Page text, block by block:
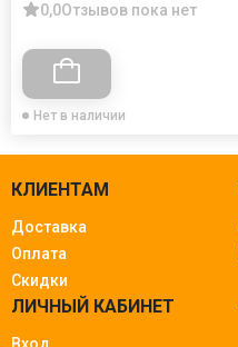
0,0Отзывов пока нет
Нет в наличии
КЛИЕНТАМ
Доставка
Оплата
Скидки
ЛИЧНЫЙ КАБИНЕТ